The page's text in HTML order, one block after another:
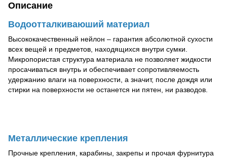
Описание
Водоотталкиваюший материал
Высококачественный нейлон – гарантия абсолютной сухости
всех вещей и предметов, находящихся внутри сумки.
Микропористая структура материала не позволяет жидкости
просачиваться внутрь и обеспечивает сопротивляемость
удержанию влаги на поверхности, а значит, после дождя или
стирки на поверхности не останется ни пятен, ни разводов.
Металлические крепления
Прочные крепления, карабины, закрепы и прочая фурнитура